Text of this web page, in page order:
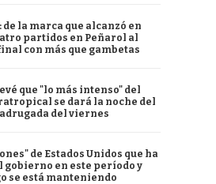
de la marca que alcanzó en
partidos en Peñarol al
con más que gambetas
que "lo más intenso" del
se dará la noche del
del viernes
de Estados Unidos que ha
gobierno en este período y
se está manteniendo